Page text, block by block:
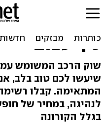
ב-35 אלף
המכוניות
כיף עצום
שוק הרכב המשומש
שיעשו לכם טוב בלב,
המתאימה. קבלו
לנהיגה, במחיר של
בגלל הקורונה